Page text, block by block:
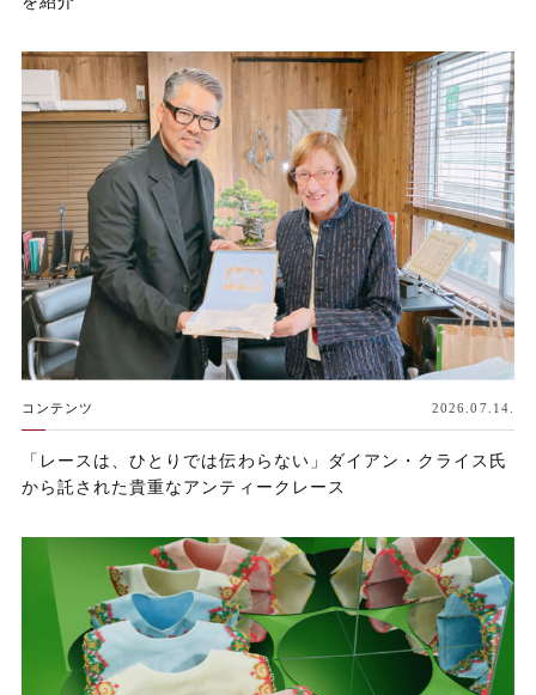
コンテンツ 2026.07.14.
「レースは、ひとりでは伝わらない」ダイアン・クライス氏
から託された貴重なアンティークレース